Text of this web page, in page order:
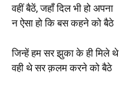
वहीं बैठें, जहाँ दिल भी हो अपना
न ऐसा हो कि बस कहने को बैठे
जिन्हें हम सर झुका के ही मिले थे
वही थे सर क़लम करने को बैठे